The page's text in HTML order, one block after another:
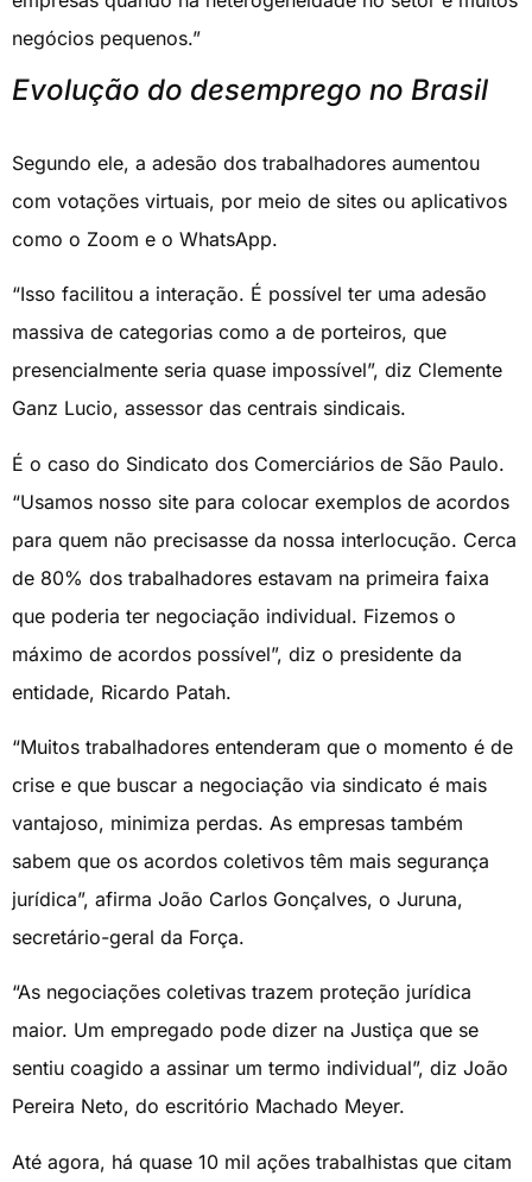
negócios pequenos.”
Evolução do desemprego no Brasil
Segundo ele, a adesão dos trabalhadores aumentou
com votações virtuais, por meio de sites ou aplicativos
como o Zoom e o WhatsApp.
“Isso facilitou a interação. É possível ter uma adesão
massiva de categorias como a de porteiros, que
presencialmente seria quase impossível”, diz Clemente
Ganz Lucio, assessor das centrais sindicais.
É o caso do Sindicato dos Comerciários de São Paulo.
“Usamos nosso site para colocar exemplos de acordos
para quem não precisasse da nossa interlocução. Cerca
de 80% dos trabalhadores estavam na primeira faixa
que poderia ter negociação individual. Fizemos o
máximo de acordos possível”, diz o presidente da
entidade, Ricardo Patah.
“Muitos trabalhadores entenderam que o momento é de
crise e que buscar a negociação via sindicato é mais
vantajoso, minimiza perdas. As empresas também
sabem que os acordos coletivos têm mais segurança
jurídica”, afirma João Carlos Gonçalves, o Juruna,
secretário-geral da Força.
“As negociações coletivas trazem proteção jurídica
maior. Um empregado pode dizer na Justiça que se
sentiu coagido a assinar um termo individual”, diz João
Pereira Neto, do escritório Machado Meyer.
Até agora, há quase 10 mil ações trabalhistas que citam